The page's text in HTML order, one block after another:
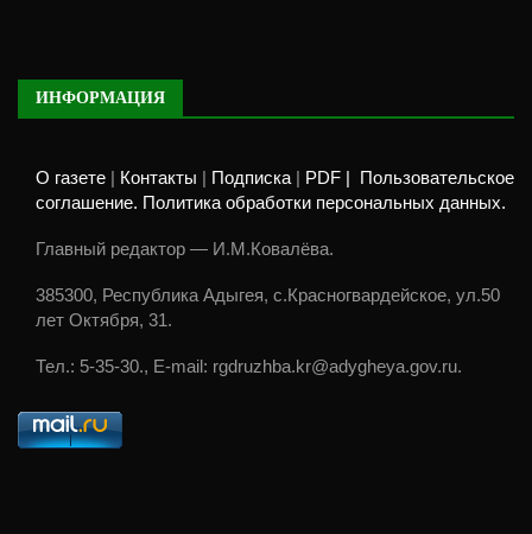
ИНФОРМАЦИЯ
О газете Контакты Подписка PDF |
Пользовательское
соглашение. Политика обработки персональных данных.
Главный редактор — И.М.Ковалёва.
385300, Республика Адыгея, с.Красногвардейское, ул.50
лет Октября, 31.
Тел.: 5-35-30., E-mail: rgdruzhba.kr@adygheya.gov.ru.